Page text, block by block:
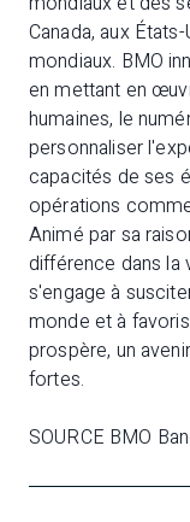
Canada, aux
mondiaux. BMO
en mettant en
humaines, le
personnaliser
capacités de ses
opérations
Animé par sa
différence dans la
s'engage à
monde et à
prospère, un
fortes.
SOURCE BMO